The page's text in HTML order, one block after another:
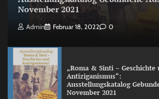
November 2021
Admin Februar 18, 2022 0
„Roma & Sinti – Geschichte
Antiziganismus“:
Ausstellungskatalog
November 2021